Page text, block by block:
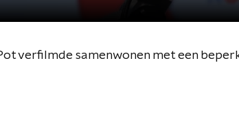
verfilmde samenwonen met een